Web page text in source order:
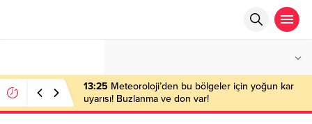
13:25 Meteoroloji’den bu bölgeler için yoğun kar
uyarısı! Buzlanma ve don var!